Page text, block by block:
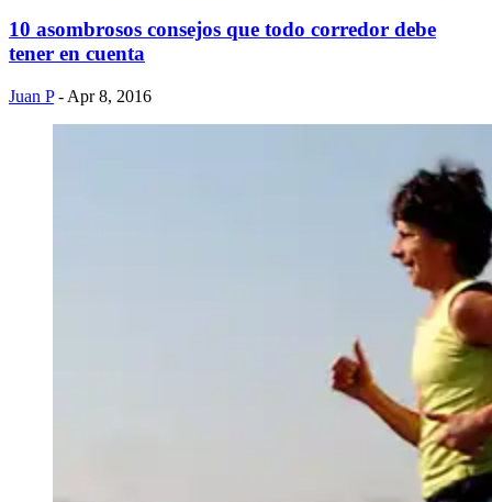
10 asombrosos consejos que todo corredor debe
tener en cuenta
Juan P - Apr 8, 2016